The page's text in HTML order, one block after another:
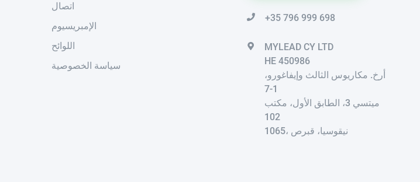
اتصال
الإمبريسيوم
اللوائح
سياسة الخصوصية
+35 796 999 698
MYLEAD CY LTD
HE 450986
أرخ. مكاريوس الثالث وإيفاغورو،
1-7
ميتسي 3، الطابق الأول، مكتب
102
1065، نيقوسيا، قبرص